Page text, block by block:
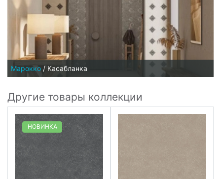
Марокко / Касабланка
Другие товары коллекции
НОВИНКА